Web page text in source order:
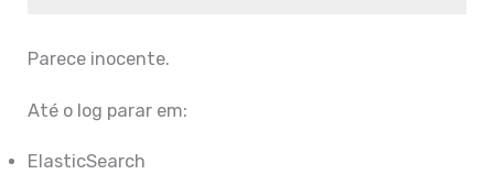
Parece inocente.
Até o log parar em:
ElasticSearch